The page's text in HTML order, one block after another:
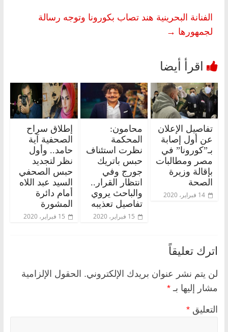
الفنانة البحرينية هند تصاب بكورونا وتوجه رسالة
لجمهورها →
تفاصيل الإعلان
عن أول إصابة
بـ”كورونا” في
مصر ومطالبات
بإقالة وزيرة
الصحة
14 فبراير، 2020
محامون:
المحكمة
نظرت استئناف
حبس باتريك
جورج وفي
انتظار القرار..
والباحث يروي
تفاصيل تعذيبه
15 فبراير، 2020
إطلاق سراح
الصحفية آية
حامد.. وأول
نظر لتجديد
حبس الصحفي
السيد عبد اللاه
أمام دائرة
المشورة
15 فبراير، 2020
اترك تعليقاً
لن يتم نشر عنوان بريدك الإلكتروني. الحقول الإلزامية
مشار إليها بـ *
التعليق *